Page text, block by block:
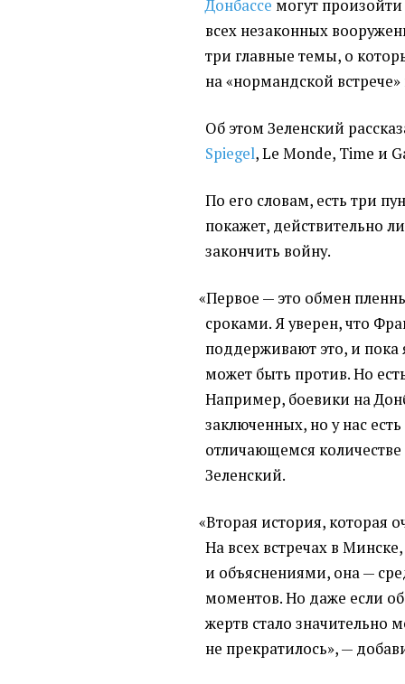
Донбассе могут
всех незаконных
три главные темы, о
на «нормандской
Об этом Зеленский
Spiegel, Le Monde, Time и
По его словам, есть три
покажет, действительно
закончить войну.
«Первое — это обмен
сроками. Я уверен, что
поддерживают это, и пока
может быть против. Но
Например, боевики на
заключенных, но у нас
отличающемся количестве
Зеленский.
«Вторая история, которая
На всех встречах в
и объяснениями, она —
моментов. Но даже если
жертв стало значительно
не прекратилось», —